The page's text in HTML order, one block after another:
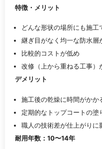
特徴・メリット
どんな形状の場所にも施工
継ぎ目がなく均一な防水層
比較的コストが低め
改修（上から重ねる工事）
デメリット
施工後の乾燥に時間がかか
定期的なトップコートの塗
職人の技術差が仕上がりに
耐用年数：10〜14年